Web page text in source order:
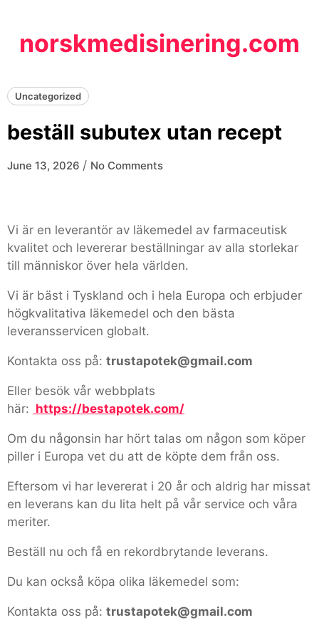
contentnorskmedisinering.com
Uncategorized
beställ subutex utan recept
June 13, 2026 / No Comments
Vi är en leverantör av läkemedel av farmaceutisk
kvalitet och levererar beställningar av alla storlekar
till människor över hela världen.
Vi är bäst i Tyskland och i hela Europa och erbjuder
högkvalitativa läkemedel och den bästa
leveransservicen globalt.
Kontakta oss på: trustapotek@gmail.com
Eller besök vår webbplats
här: https://bestapotek.com/
Om du någonsin har hört talas om någon som köper
piller i Europa vet du att de köpte dem från oss.
Eftersom vi har levererat i 20 år och aldrig har missat
en leverans kan du lita helt på vår service och våra
meriter.
Beställ nu och få en rekordbrytande leverans.
Du kan också köpa olika läkemedel som:
Kontakta oss på: trustapotek@gmail.com